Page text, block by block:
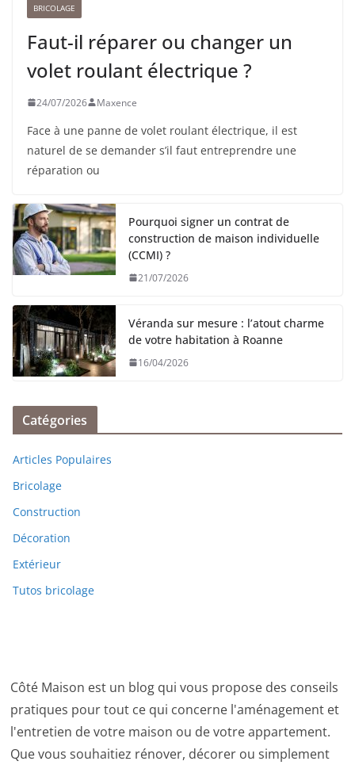
BRICOLAGE
Faut-il réparer ou changer un
volet roulant électrique ?
24/07/2026 Maxence
Face à une panne de volet roulant électrique, il est
naturel de se demander s’il faut entreprendre une
réparation ou
Pourquoi signer un contrat de
construction de maison individuelle
(CCMI) ?
21/07/2026
Véranda sur mesure : l’atout charme
de votre habitation à Roanne
16/04/2026
Catégories
Articles Populaires
Bricolage
Construction
Décoration
Extérieur
Tutos bricolage
Côté Maison est un blog qui vous propose des conseils
pratiques pour tout ce qui concerne l'aménagement et
l'entretien de votre maison ou de votre appartement.
Que vous souhaitiez rénover, décorer ou simplement